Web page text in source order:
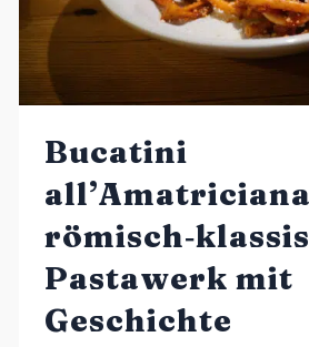
Bucatini
Pastawerk mit
Geschichte